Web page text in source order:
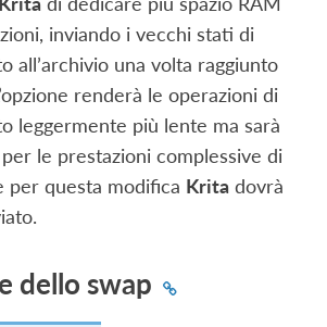
inviando i vecchi stati di
all’archivio una volta raggiunto
renderà le operazioni di
leggermente più lente ma sarà
le prestazioni complessive di
per questa modifica Krita dovrà
dello swap